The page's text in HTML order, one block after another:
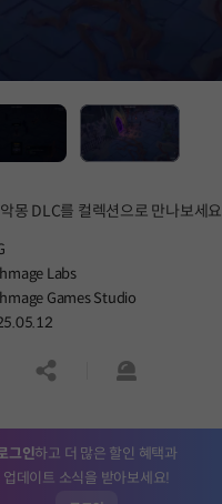
몽 DLC를 컬렉션으로 만나보세요.
Labs
Games Studio
공유하기신고하기
그인하고 더 많은 할인 혜택과
업데이트 소식을 받아보세요!